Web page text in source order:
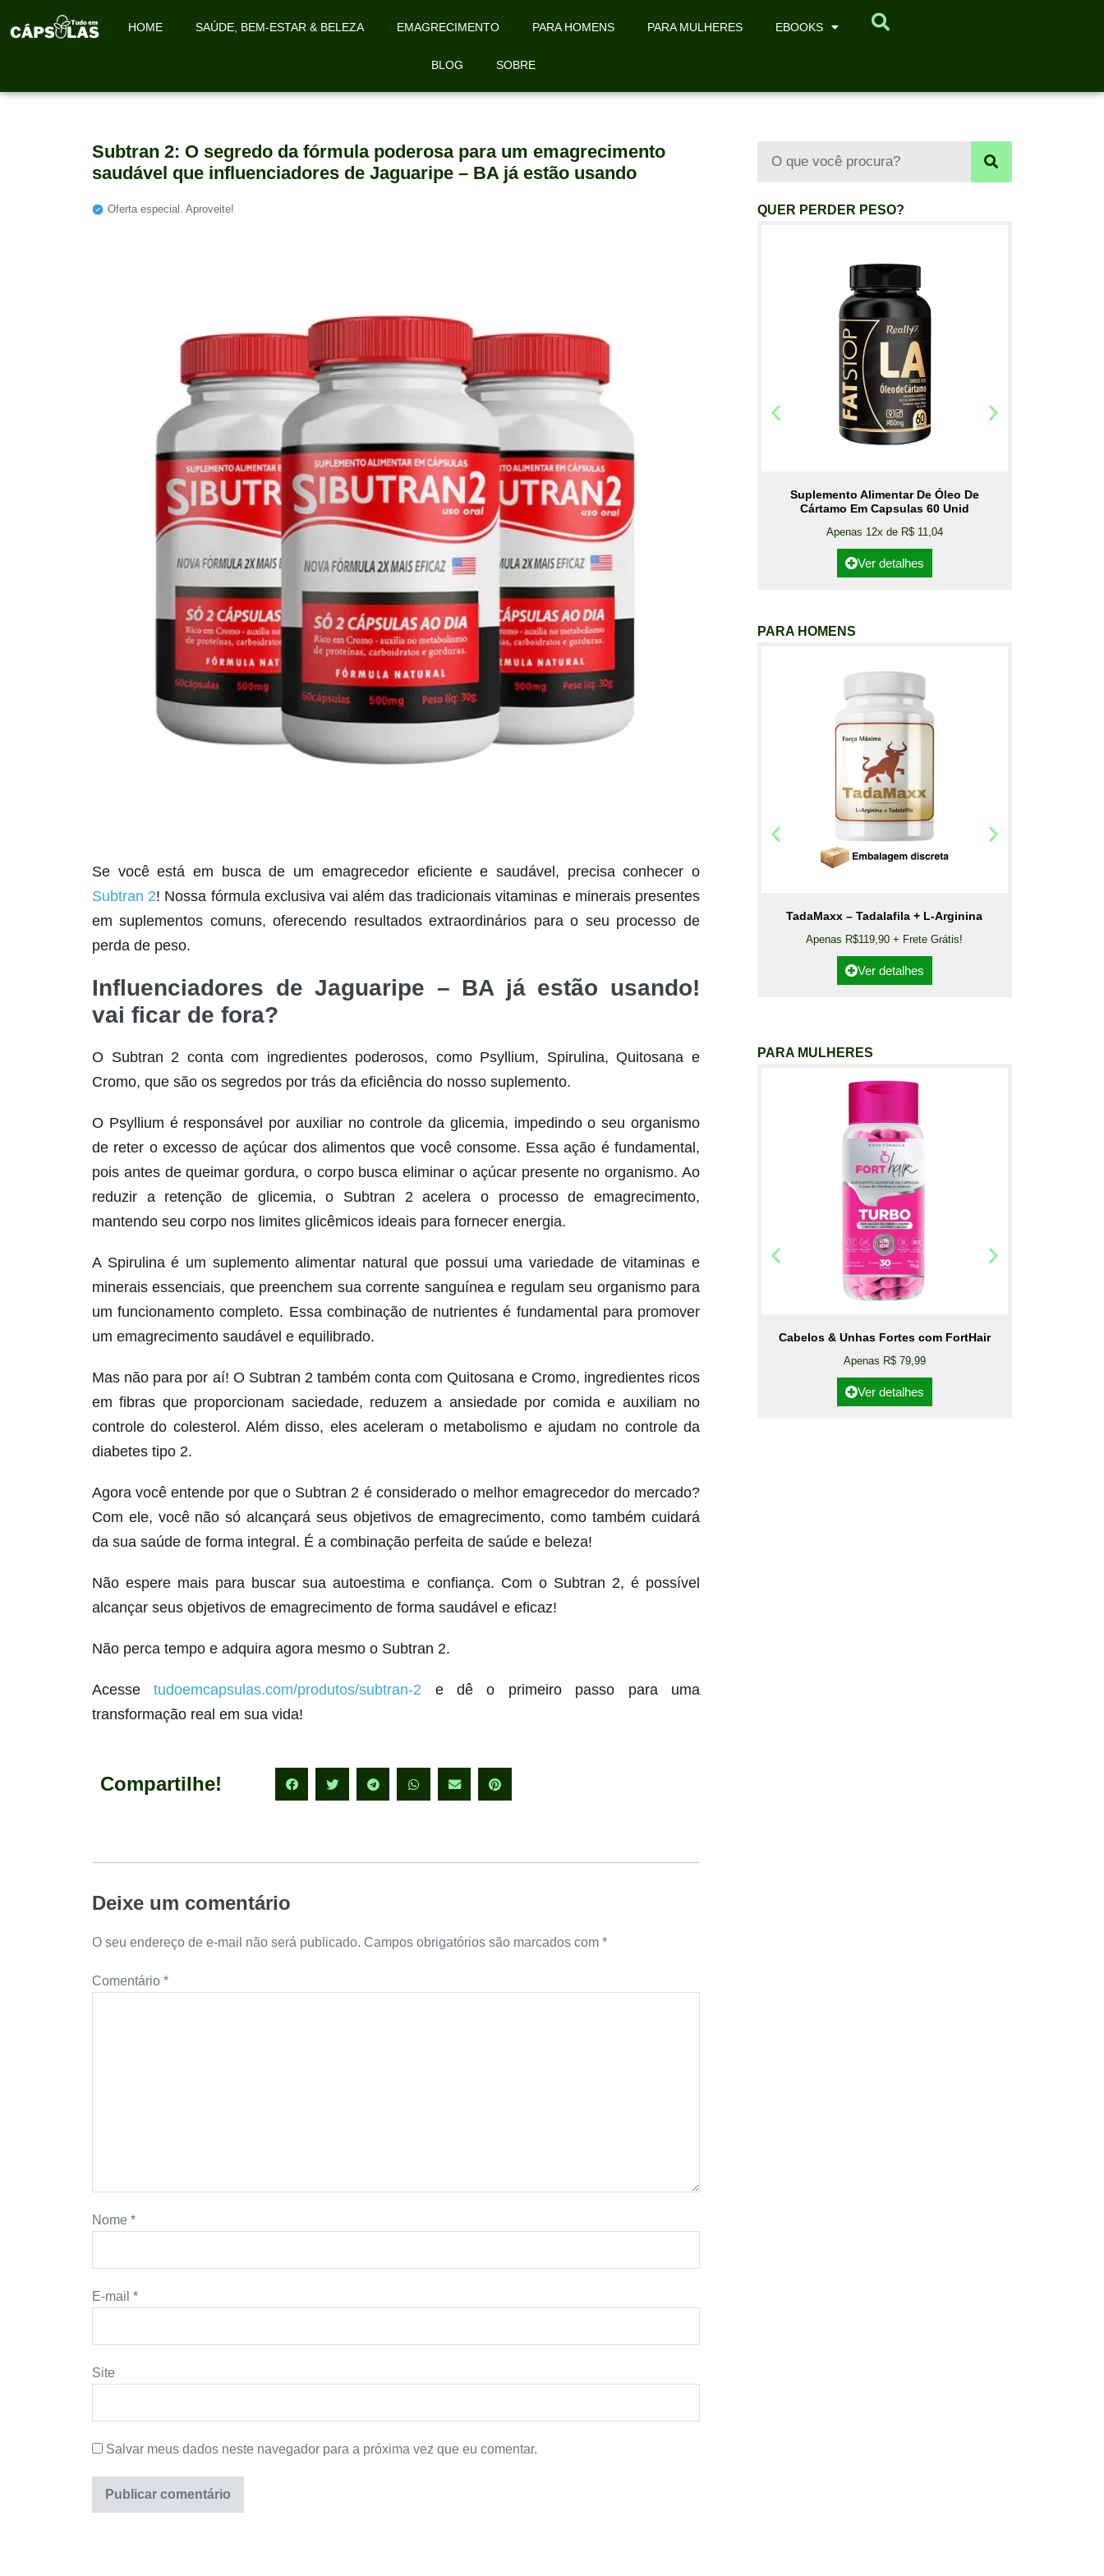
HOME SAÚDE, BEM-ESTAR & BELEZA EMAGRECIMENTO PARA HOMENS PARA MULHERES EBOOKS
BLOG SOBRE
Subtran 2: O segredo da fórmula poderosa para um emagrecimento
saudável que influenciadores de Jaguaripe – BA já estão usando
Oferta especial. Aproveite!
Se você está em busca de um emagrecedor eficiente e saudável, precisa conhecer o
Subtran 2! Nossa fórmula exclusiva vai além das tradicionais vitaminas e minerais presentes
em suplementos comuns, oferecendo resultados extraordinários para o seu processo de
perda de peso.
Influenciadores de Jaguaripe – BA já estão usando!
vai ficar de fora?
O Subtran 2 conta com ingredientes poderosos, como Psyllium, Spirulina, Quitosana e
Cromo, que são os segredos por trás da eficiência do nosso suplemento.
O Psyllium é responsável por auxiliar no controle da glicemia, impedindo o seu organismo
de reter o excesso de açúcar dos alimentos que você consome. Essa ação é fundamental,
pois antes de queimar gordura, o corpo busca eliminar o açúcar presente no organismo. Ao
reduzir a retenção de glicemia, o Subtran 2 acelera o processo de emagrecimento,
mantendo seu corpo nos limites glicêmicos ideais para fornecer energia.
A Spirulina é um suplemento alimentar natural que possui uma variedade de vitaminas e
minerais essenciais, que preenchem sua corrente sanguínea e regulam seu organismo para
um funcionamento completo. Essa combinação de nutrientes é fundamental para promover
um emagrecimento saudável e equilibrado.
Mas não para por aí! O Subtran 2 também conta com Quitosana e Cromo, ingredientes ricos
em fibras que proporcionam saciedade, reduzem a ansiedade por comida e auxiliam no
controle do colesterol. Além disso, eles aceleram o metabolismo e ajudam no controle da
diabetes tipo 2.
Agora você entende por que o Subtran 2 é considerado o melhor emagrecedor do mercado?
Com ele, você não só alcançará seus objetivos de emagrecimento, como também cuidará
da sua saúde de forma integral. É a combinação perfeita de saúde e beleza!
Não espere mais para buscar sua autoestima e confiança. Com o Subtran 2, é possível
alcançar seus objetivos de emagrecimento de forma saudável e eficaz!
Não perca tempo e adquira agora mesmo o Subtran 2.
Acessetudoemcapsulas.com/produtos/subtran-2 e dê o primeiro passo para uma
transformação real em sua vida!
Compartilhe!
Deixe um comentário
O seu endereço de e-mail não será publicado. Campos obrigatórios são marcados com *
Comentário *
Nome *
E-mail *
Site
Salvar meus dados neste navegador para a próxima vez que eu comentar.
QUER PERDER PESO?
Seca Já Detox – O Fim da gordura
localizada
Apenas 12x de R$19,78
Ver detalhes
Suplemento Alimentar De Óleo De
Cártamo Em Capsulas 60 Unid
Apenas 12x de R$ 11,04
Ver detalhes
PARA HOMENS
Seca Já Detox – O Fim da gordura
localizada
Ver detalhes
TadaMaxx – Tadalafila + L-Arginina
Apenas R$119,90 + Frete Grátis!
Ver detalhes
PARA MULHERES
Cabelos & Unhas Fortes com FortHair
Apenas R$ 79,99
Ver detalhes